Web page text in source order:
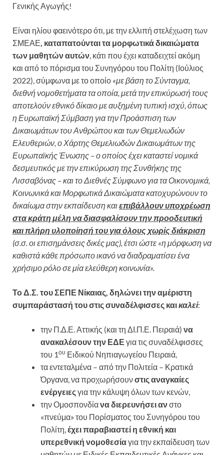
Γενικής Αγωγής!
Είναι ηλίου φαεινότερο ότι, με την ελλιπή στελέχωση των
ΣΜΕΑΕ , καταπατούνται τα μορφωτικά δικαιώματα
των μαθητών αυτών , κάτι που έχει καταδειχτεί ακόμη
και από το πόρισμα του Συνηγόρου του Πολίτη (Ιούλιος
2022), σύμφωνα με το οποίο «με βάση το Σύνταγμα,
διεθνή νομοθετήματα τα οποία, μετά την επικύρωσή τους
αποτελούν εθνικό δίκαιο με αυξημένη τυπική ισχύ, όπως
η Ευρωπαϊκή Σύμβαση για την Προάσπιση των
Δικαιωμάτων του Ανθρώπου και των Θεμελιωδών
Ελευθεριών, ο Χάρτης Θεμελιωδών Δικαιωμάτων της
Ευρωπαϊκής Ένωσης – ο οποίος έχει καταστεί νομικά
δεσμευτικός με την επικύρωση της Συνθήκης της
Λισσαβόνας – και το Διεθνές Σύμφωνο για τα Οικονομικά,
Κοινωνικά και Μορφωτικά Δικαιώματα κατοχυρώνουν το
δικαίωμα στην εκπαίδευση καιεπιβάλλουν υποχρέωση
στα κράτη μέλη να διασφαλίσουν την προοδευτική
και πλήρη υλοποίησή του για όλους χωρίς διάκριση
(σ.σ. οι επισημάνσεις δικές μας), έτσι ώστε «η μόρφωση να
καθιστά κάθε πρόσωπο ικανό να διαδραματίσει ένα
χρήσιμο ρόλο σε μία ελεύθερη κοινωνία».
Το Δ.Σ. του ΣΕΠΕ Νίκαιας, δηλώνει την αμέριστη
συμπαράστασή του στις συναδέλφισσες καικαλεί:
την Π.Δ.Ε. Αττικής (και τη ΔΙ.Π.Ε. Πειραιά) να
ανακαλέσουν την ΕΔΕ για τις συναδέλφισσες
του 1ου Ειδικού Νηπιαγωγείου Πειραιά,
τα εντεταλμένα – από την Πολιτεία – Κρατικά
Όργανα, να προχωρήσουνστις αναγκαίες
ενέργειεςγια την κάλυψη όλων των κενών,
την Ομοσπονδίανα διερευνήσει ανστο
«πνεύμα» του Πορίσματος του Συνηγόρου του
Πολίτη, έχει παραβιαστεί η εθνική και
υπερεθνική νομοθεσίαγια την εκπαίδευση των